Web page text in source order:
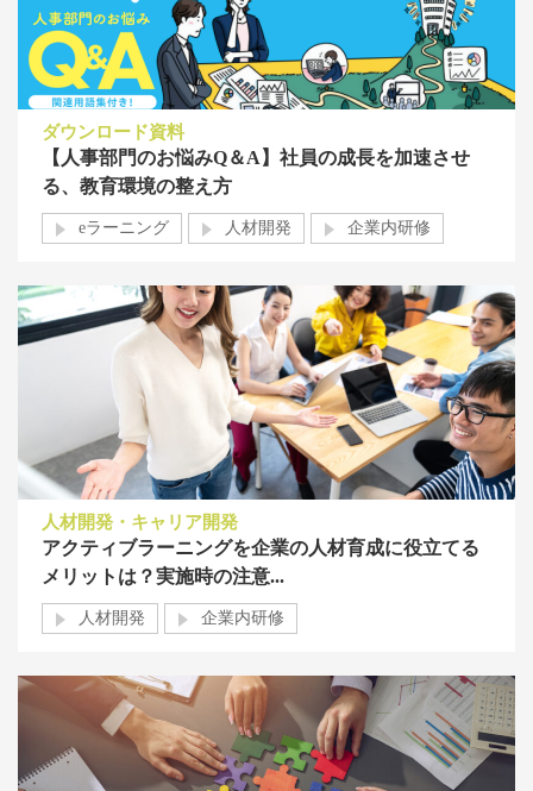
ダウンロード資料
【人事部門のお悩みQ＆A】社員の成長を加速させ
る、教育環境の整え方
eラーニング 人材開発 企業内研修
人材開発・キャリア開発
アクティブラーニングを企業の人材育成に役立てる
メリットは？実施時の注意...
人材開発 企業内研修